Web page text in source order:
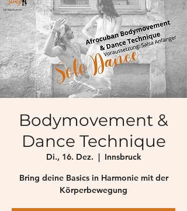
Bodymovement &
Dance Technique
Di., 16. Dez.
  |
Innsbruck
Bring deine Basics in Harmonie mit der